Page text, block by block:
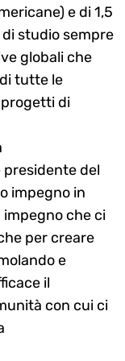
e di 1,5
studio sempre
globali che
tutte le
di
presidente del
impegno in
che ci
per creare
e
il
con cui ci